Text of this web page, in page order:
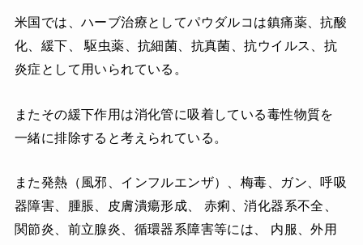
米国では、ハーブ治療としてパウダルコは鎮痛薬、抗酸
化、緩下、 駆虫薬、抗細菌、抗真菌、抗ウイルス、抗
炎症として用いられている。
またその緩下作用は消化管に吸着している毒性物質を
一緒に排除すると考えられている。
また発熱（風邪、インフルエンザ）、梅毒、ガン、呼吸
器障害、腫脹、皮膚潰瘍形成、 赤痢、消化器系不全、
関節炎、前立腺炎、循環器系障害等には、 内服、外用